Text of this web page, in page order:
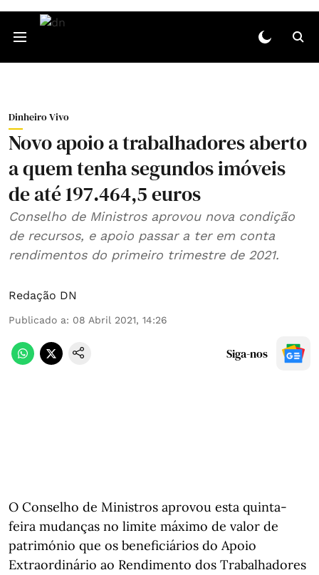
Dinheiro Vivo
Novo apoio a trabalhadores aberto
a quem tenha segundos imóveis
de até 197.464,5 euros
Conselho de Ministros aprovou nova condição
de recursos, e apoio passar a ter em conta
rendimentos do primeiro trimestre de 2021.
Redação DN
Publicado a: 08 Abril 2021, 14:26
Siga-nos
O Conselho de Ministros aprovou esta quinta-
feira mudanças no limite máximo de valor de
património que os beneficiários do Apoio
Extraordinário ao Rendimento dos Trabalhadores